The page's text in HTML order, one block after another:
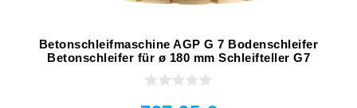
Betonschleifmaschine AGP G 7 Bodenschleifer
Betonschleifer für ø 180 mm Schleifteller G7